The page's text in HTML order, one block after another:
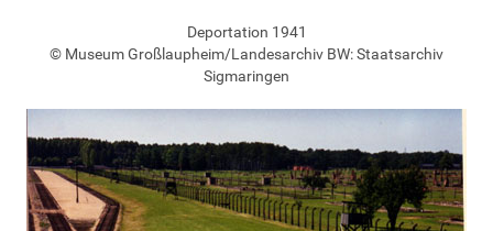
Deportation 1941
© Museum Großlaupheim/Landesarchiv BW: Staatsarchiv
Sigmaringen